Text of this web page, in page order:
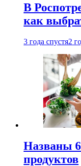
В
как
3 года спустя2
Названы
продуктов